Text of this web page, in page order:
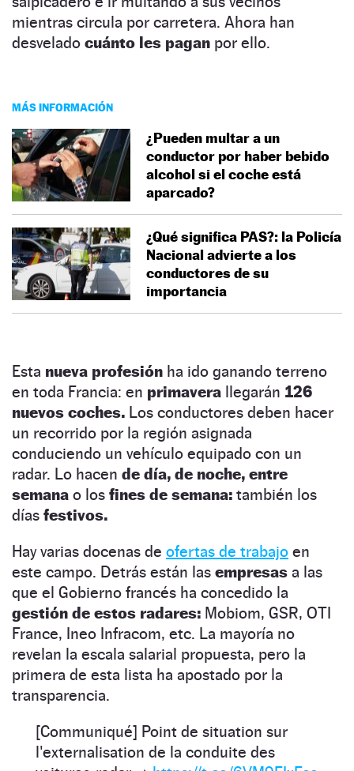
mientras circula por carretera. Ahora han
desvelado cuánto les pagan por ello.
MÁS INFORMACIÓN
¿Pueden multar a un
conductor por haber bebido
alcohol si el coche está
aparcado?
¿Qué significa PAS?: la Policía
Nacional advierte a los
conductores de su
importancia
Esta nueva profesión ha ido ganando terreno
en toda Francia: en primavera llegarán 126
nuevos coches. Los conductores deben hacer
un recorrido por la región asignada
conduciendo un vehículo equipado con un
radar. Lo hacen de día, de noche, entre
semana o los fines de semana: también los
días festivos.
Hay varias docenas de ofertas de trabajo en
este campo. Detrás están las empresas a las
que el Gobierno francés ha concedido la
gestión de estos radares: Mobiom, GSR, OTI
France, Ineo Infracom, etc. La mayoría no
revelan la escala salarial propuesta, pero la
primera de esta lista ha apostado por la
transparencia.
[Communiqué] Point de situation sur
l'externalisation de la conduite des